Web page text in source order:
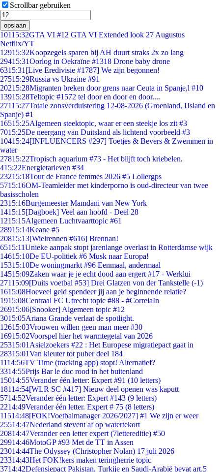
Scrollbar gebruiken
opslaan
10115:32GTA VI #12 GTA VI Extended look 27 Augustus
Netflix/YT
12915:32Koopzegels sparen bij AH duurt straks 2x zo lang
29415:31Oorlog in Oekraïne #1318 Drone baby drone
6315:31 [Live Eredivisie #1787] We zijn begonnen!
27515:29Russia vs Ukraine #91
20215:28Migranten breken door grens naar Ceuta in Spanje,l #10
13915:28Teltopic #1572 tel door en door en door....
27115:27Totale zonsverduistering 12-08-2026 (Groenland, IJsland en
Spanje) #1
16515:25Algemeen steektopic, waar er een steekje los zit #3
7015:25De neergang van Duitsland als lichtend voorbeeld #3
10415:24[INFLUENCERS #297] Toetjes & Bevers & Zwemmen in
water
27815:22Tropisch aquarium #73 - Het blijft toch kriebelen.
415:22Energietarieven #34
23215:18Tour de France femmes 2026 #5 Lollergps
5715:16OM-Teamleider met kinderporno is oud-directeur van twee
basisscholen
2315:16Burgemeester Mamdani van New York
1415:15[Dagboek] Veel aan hoofd - Deel 28
1215:15Algemeen Luchtvaarttopic #61
28915:14Keane #5
20815:13[Wielrennen #616] Brennan!
6515:11Unieke aanpak stopt jarenlange overlast in Rotterdamse wijk
14615:10De EU-politiek #6 Musk naar Europa!
15315:10De woningmarkt #96 Eenmaal, andermaal
14515:09Zaken waar je je echt dood aan ergert #17 - Werklui
27115:09[Duits voetbal #53] Drei Glatzen von der Tankstelle (-1)
1615:08Hoeveel geld spendeer jij aan je beginnende relatie?
1915:08Centraal FC Utrecht topic #88 - #CorreiaIn
26915:06[Snooker] Algemeen topic #12
3015:05Ariana Grande verlaat de spotlight.
12615:03Vrouwen willen geen man meer #30
16915:02Voorspel hier het warmtegetal van 2026
25315:01 Asielzoekers #22 : Het Europese migratiepact gaat in
28315:01Van kleuter tot puber deel 184
1114:56TV Time (tracking app) stopt! Alternatief?
3314:55Prijs Bar le duc rood in het buitenland
15014:55Verander één letter: Expert #91 (10 letters)
18114:54[WLR SC #417] Nieuw deel openen was kaputt
5714:52Verander één letter: Expert #143 (9 letters)
2214:49Verander één letter. Expert # 75 (8 letters)
11514:48[FOK!Voetbalmanager 2026/2027] #1 We zijn er weer
25514:47Nederland stevent af op watertekort
20814:47Verander een letter expert (7lettereditie) #50
29914:46MotoGP #93 Met de TT in Assen
23014:44The Odyssey (Christopher Nolan) 17 juli 2026
23314:43Het FOK!kers maken teringherrie topic
3714:42Defensiepact Pakistan, Turkije en Saudi-Arabië bevat art.5